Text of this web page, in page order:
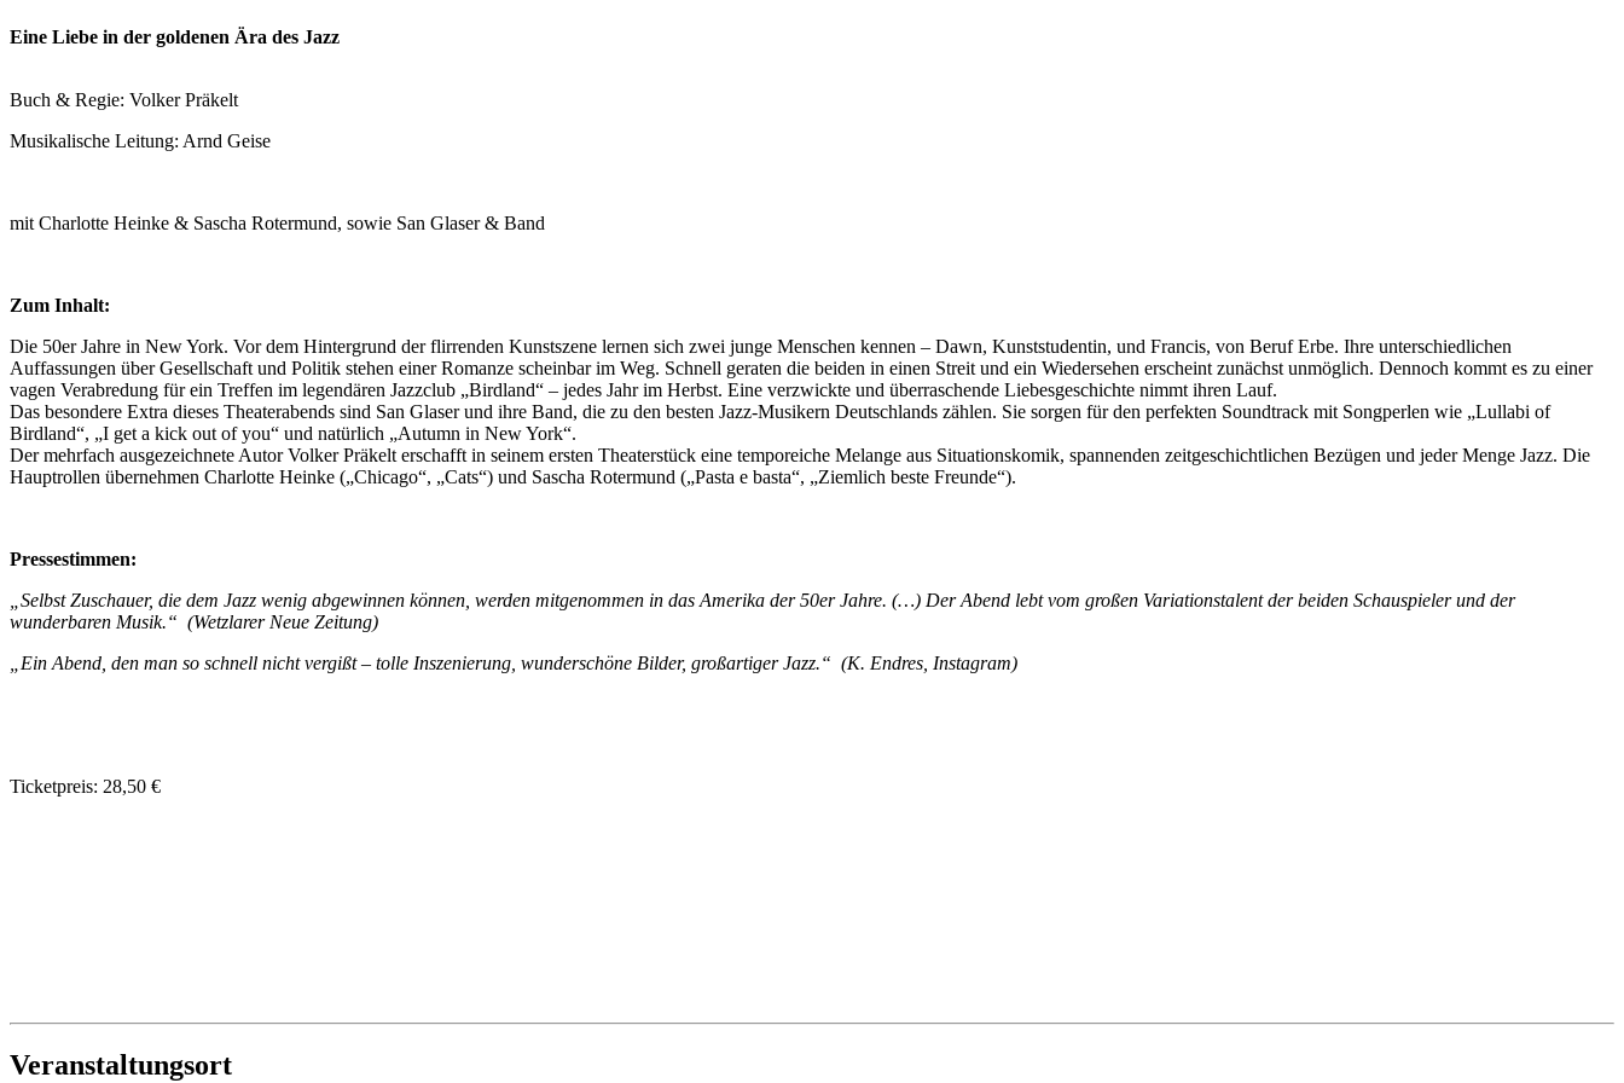
Eine Liebe in der goldenen Ära des Jazz
Buch & Regie: Volker Präkelt
Musikalische Leitung: Arnd Geise
mit Charlotte Heinke & Sascha Rotermund, sowie San Glaser & Band
Zum Inhalt:
Die 50er Jahre in New York. Vor dem Hintergrund der flirrenden Kunstszene lernen sich zwei junge Menschen kennen – Dawn, Kunststudentin, und Francis, von Beruf Erbe. Ihre unterschiedlichen
Auffassungen über Gesellschaft und Politik stehen einer Romanze scheinbar im Weg. Schnell geraten die beiden in einen Streit und ein Wiedersehen erscheint zunächst unmöglich. Dennoch kommt es zu einer
vagen Verabredung für ein Treffen im legendären Jazzclub „Birdland“ – jedes Jahr im Herbst. Eine verzwickte und überraschende Liebesgeschichte nimmt ihren Lauf.
Das besondere Extra dieses Theaterabends sind San Glaser und ihre Band, die zu den besten Jazz-Musikern Deutschlands zählen. Sie sorgen für den perfekten Soundtrack mit Songperlen wie „Lullabi of
Birdland“, „I get a kick out of you“ und natürlich „Autumn in New York“.
Der mehrfach ausgezeichnete Autor Volker Präkelt erschafft in seinem ersten Theaterstück eine temporeiche Melange aus Situationskomik, spannenden zeitgeschichtlichen Bezügen und jeder Menge Jazz. Die
Hauptrollen übernehmen Charlotte Heinke („Chicago“, „Cats“) und Sascha Rotermund („Pasta e basta“, „Ziemlich beste Freunde“).
Pressestimmen:
„Selbst Zuschauer, die dem Jazz wenig abgewinnen können, werden mitgenommen in das Amerika der 50er Jahre. (…) Der Abend lebt vom großen Variationstalent der beiden Schauspieler und der
wunderbaren Musik.“ (Wetzlarer Neue Zeitung)
„Ein Abend, den man so schnell nicht vergißt – tolle Inszenierung, wunderschöne Bilder, großartiger Jazz.“ (K. Endres, Instagram)
Ticketpreis: 28,50 €
Veranstaltungsort